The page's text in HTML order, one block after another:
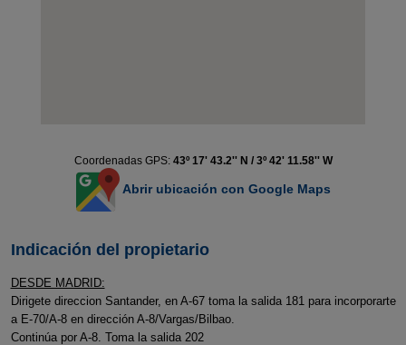
Coordenadas GPS: 43º 17' 43.2'' N / 3º 42' 11.58'' W
Abrir ubicación con Google Maps
Indicación del propietario
DESDE MADRID:
Dirigete direccion Santander, en A-67 toma la salida 181 para incorporarte
a E-70/A-8 en dirección A-8/Vargas/Bilbao.
Continúa por A-8. Toma la salida 202